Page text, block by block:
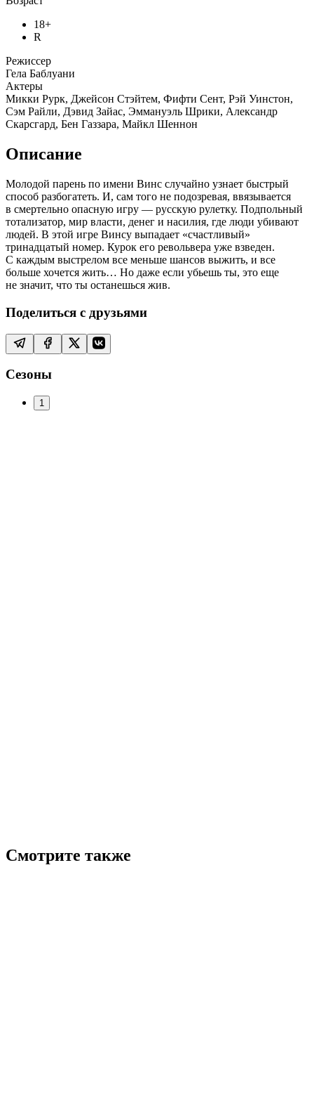
18+
R
Режиссер
Гела Баблуани
Актеры
Микки Рурк, Джейсон Стэйтем, Фифти Сент, Рэй Уинстон,
Сэм Райли, Дэвид Зайас, Эммануэль Шрики, Александр
Скарсгард, Бен Газзара, Майкл Шеннон
Описание
Молодой парень по имени Винс случайно узнает быстрый
способ разбогатеть. И, сам того не подозревая, ввязывается
в смертельно опасную игру — русскую рулетку. Подпольный
тотализатор, мир власти, денег и насилия, где люди убивают
людей. В этой игре Винсу выпадает «счастливый»
тринадцатый номер. Курок его револьвера уже взведен.
С каждым выстрелом все меньше шансов выжить, и все
больше хочется жить… Но даже если убьешь ты, это еще
не значит, что ты останешься жив.
Поделиться с друзьями
Сезоны
1
Смотрите также